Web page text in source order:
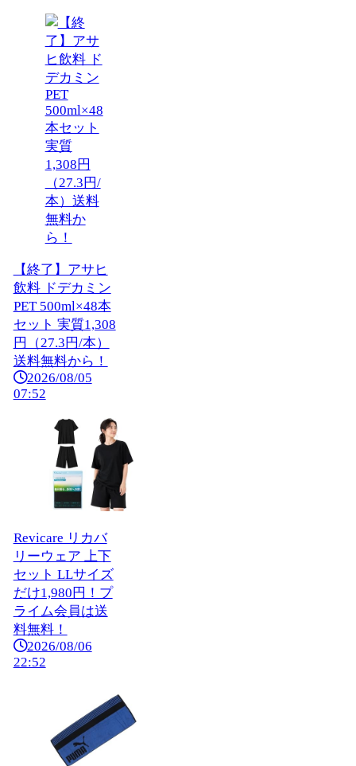
【終了】アサヒ
飲料 ドデカミン
PET 500ml×48本
セット 実質1,308
円（27.3円/本）
送料無料から！
2026/08/05
07:52
Revicare リカバ
リーウェア 上下
セット LLサイズ
だけ1,980円！プ
ライム会員は送
料無料！
2026/08/06
22:52